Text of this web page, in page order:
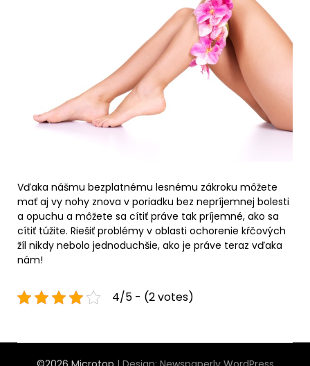
Vďaka nášmu bezplatnému lesnému zákroku môžete
mať aj vy nohy znova v poriadku bez nepríjemnej bolesti
a opuchu a môžete sa cítiť práve tak príjemné, ako sa
cítiť túžite. Riešiť problémy v oblasti ochorenie kŕčových
žíl nikdy nebolo jednoduchšie, ako je práve teraz vďaka
nám!
4/5 - (2 votes)